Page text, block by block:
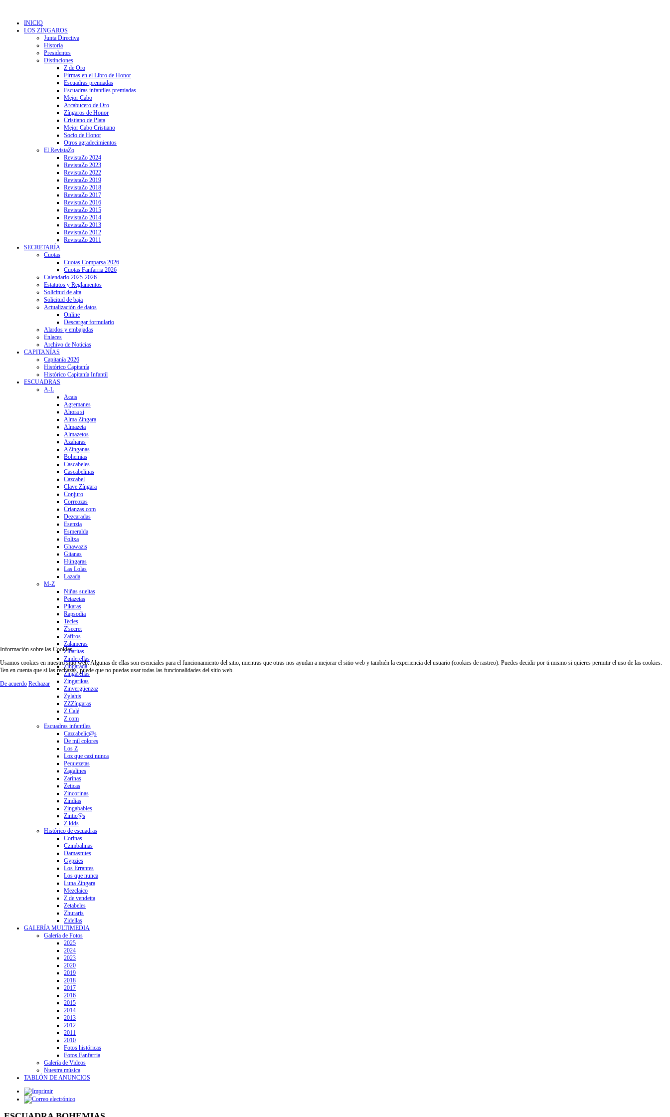
INICIO
LOS ZÍNGAROS
Junta Directiva
Historia
Presidentes
Distinciones
Z de Oro
Firmas en el Libro de Honor
Escuadras premiadas
Escuadras infantiles premiadas
Mejor Cabo
Arcabucero de Oro
Zíngaros de Honor
Cristiano de Plata
Mejor Cabo Cristiano
Socio de Honor
Otros agradecimientos
El RevistaZo
RevistaZo 2024
RevistaZo 2023
RevistaZo 2022
RevistaZo 2019
RevistaZo 2018
RevistaZo 2017
RevistaZo 2016
RevistaZo 2015
RevistaZo 2014
RevistaZo 2013
RevistaZo 2012
RevistaZo 2011
SECRETARÍA
Cuotas
Cuotas Comparsa 2026
Cuotas Fanfarria 2026
Calendario 2025-2026
Estatutos y Reglamentos
Solicitud de alta
Solicitud de baja
Actualización de datos
Online
Descargar formulario
Alardos y embajadas
Enlaces
Archivo de Noticias
CAPITANÍAS
Capitanía 2026
Histórico Capitanía
Histórico Capitanía Infantil
ESCUADRAS
A-L
Acais
Agremanes
Ahora si
Alma Zíngara
Almazeta
Almazetos
Azaharas
AZínganas
Bohemias
Cascabeles
Cascabelinas
Cazcabel
Clave Zíngara
Conjuro
Correozas
Crianzas.com
Dezcaradas
Esenzia
Esmeralda
Folixa
Ghawazis
Gitanas
Húngaras
Las Lolas
Lazada
M-Z
Niñas sueltas
Petazetas
Píkaras
Rapsodia
Tecles
Z'secret
Zafiros
Zalameras
Zibaritas
Zinderellas
Zingarada
Zingarellas
Zingarikas
Zinvergüenzaz
Zylahis
ZZZíngaras
Z.Calé
Z.com
Escuadras infantiles
Cazcabelic@s
De mil colores
Los Z
Loz que cazi nunca
Pequezetas
Zagalines
Zarinas
Zeticas
Zincorinas
Zindias
Zingababies
Zintic@s
Z kids
Histórico de escuadras
Corinas
Czimbalinas
Damastutes
Gypzies
Los Errantes
Los que nunca
Luna Zíngara
Mezclaico
Z de vendetta
Zetabeles
Zhuraris
Zidellas
GALERÍA MULTIMEDIA
Galería de Fotos
2025
2024
2023
2020
2019
2018
2017
2016
2015
2014
2013
2012
2011
2010
Fotos históricas
Fotos Fanfarria
Galería de Videos
Nuestra música
TABLÓN DE ANUNCIOS
Información sobre las Cookies
Usamos cookies en nuestro sitio web. Algunas de ellas son esenciales para el funcionamiento del sitio, mientras que otras nos ayudan a mejorar el sitio web y también la experiencia del usuario (cookies de rastreo). Puedes decidir por ti mismo si quieres permitir el uso de las cookies.
Ten en cuenta que si las rechazas, puede que no puedas usar todas las funcionalidades del sitio web.
De acuerdo Rechazar